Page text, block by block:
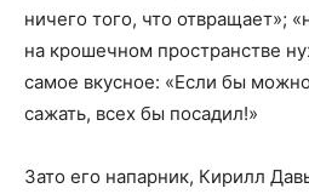
ничего того, что отвращает»;
на крошечном пространстве
самое вкусное: «Если бы
сажать, всех бы посадил!»
Зато его напарник, Кирилл